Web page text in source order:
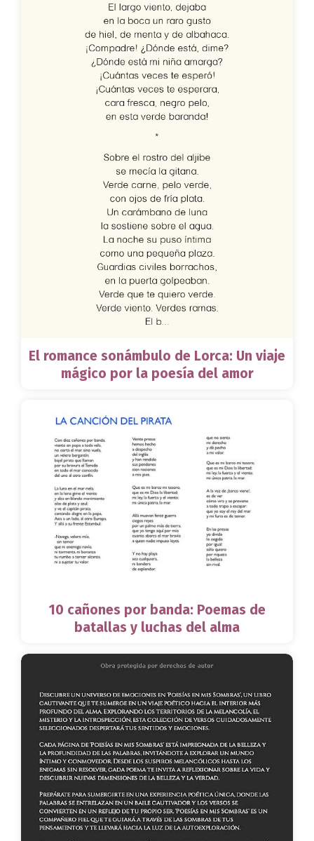
El romance sonámbulo de Lorca: Un viaje
mágico por la poesía del amor
10 cañones por banda: Poemas de
batallas y luchas del alma